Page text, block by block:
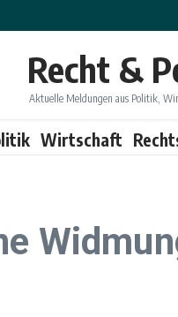
Recht &
Aktuelle Meldungen aus Politik,
Wirtschaft